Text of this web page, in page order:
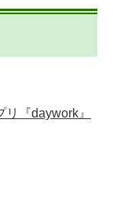
『daywork』